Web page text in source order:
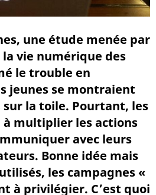
une étude menée par
vie numérique des
le trouble en
jeunes se montraient
sur la toile. Pourtant, les
multiplier les actions
avec leurs
Bonne idée mais
les campagnes «
à privilégier. C’est quoi